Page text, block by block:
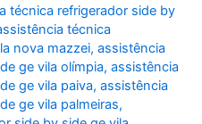
técnica refrigerador side by
técnica
nova mazzei,assistência
ge vila olímpia,assistência
ge vila paiva,assistência
ge vila palmeiras,